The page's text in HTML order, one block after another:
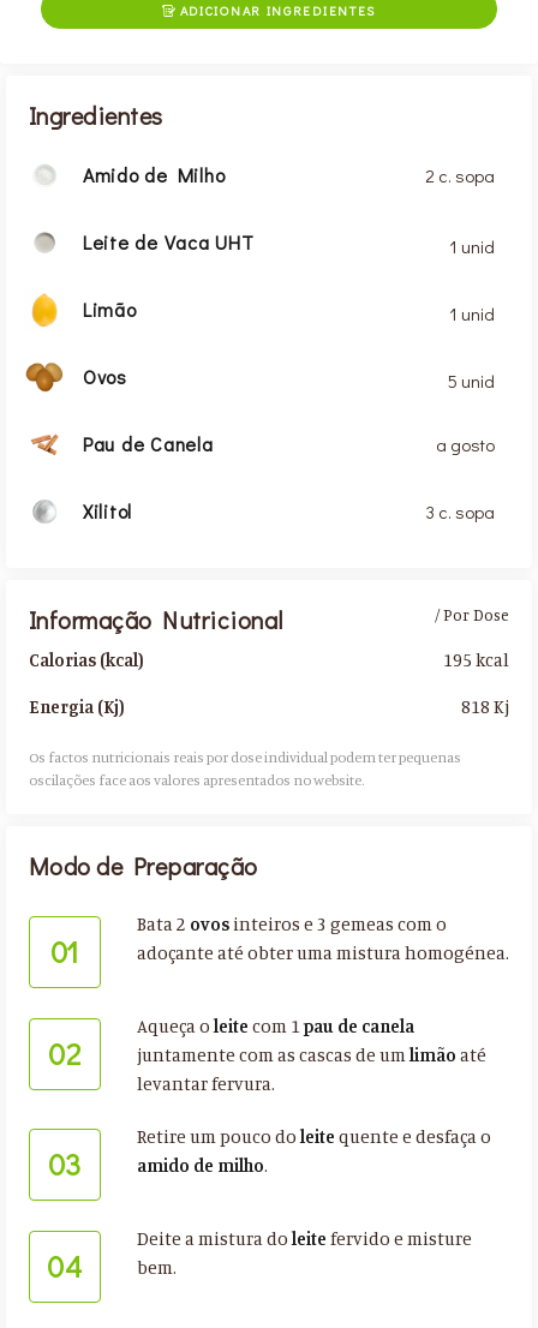
ADICIONAR INGREDIENTES
Ingredientes
Amido de Milho 2 c. sopa
Leite de Vaca UHT 1 unid
Limão 1 unid
Ovos 5 unid
Pau de Canela a gosto
Xilitol 3 c. sopa
Informação Nutricional
Calorias (kcal)
Energia (Kj)
/ Por Dose
195 kcal
818 Kj
Os factos nutricionais reais por dose individual podem ter pequenas
oscilações face aos valores apresentados no website.​
Modo de Preparação
01
Bata 2 ovosinteiros e 3 gemeas com o
adoçante até obter uma mistura homogénea.
02
Aqueça oleite com 1pau de canela
juntamente com as cascas de umlimão até
levantar fervura.
03
Retire um pouco doleite quente e desfaça o
amido de milho.
04
Deite a mistura doleite fervido e misture
bem.